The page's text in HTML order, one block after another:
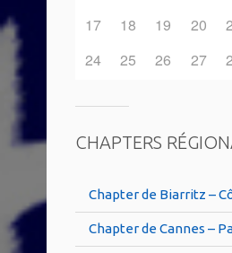
17
18 19 20
24
25 26 27
CHAPTERS
Chapter de Biarritz –
Chapter de Cannes –